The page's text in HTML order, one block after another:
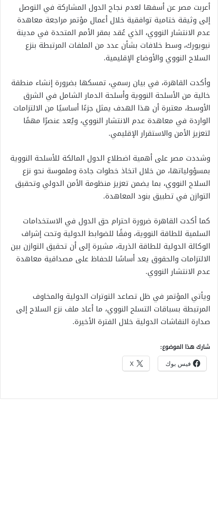
أعربت مصر عن أسفها لعدم نجاح الدول المشاركة في التوصل
إلى وثيقة ختامية توافقية خلال أعمال مؤتمر مراجعة معاهدة
عدم الانتشار النووي، الذي عُقد بمقر الأمم المتحدة في مدينة
نيويورك، وسط خلافات بشأن عدد من الملفات المرتبطة بنزع
السلاح النووي والأوضاع الإقليمية.
وأكدت القاهرة، في بيان رسمي، تمسكها بضرورة إنشاء منطقة
خالية من الأسلحة النووية وأسلحة الدمار الشامل في الشرق
الأوسط، معتبرة أن هذا الهدف يمثل جزءًا أساسيًا من الالتزامات
الواردة في معاهدة عدم الانتشار النووي، ويُعد عنصرًا مهمًا
لتعزيز الأمن والاستقرار الإقليمي.
وشددت مصر على أهمية اضطلاع الدول المالكة للأسلحة النووية
بمسؤولياتها، من خلال اتخاذ خطوات جادة وملموسة نحو نزع
السلاح النووي، بما يضمن تعزيز منظومة الأمن الدولي وتحقيق
التوازن في تطبيق بنود المعاهدة.
كما أكدت القاهرة ضرورة احترام حق الدول في الاستخدامات
السلمية للطاقة النووية، وفقًا للضوابط الدولية وتحت إشراف
الوكالة الدولية للطاقة الذرية، مشيرة إلى أن تحقيق التوازن بين
الالتزامات والحقوق يعد أساسًا للحفاظ على مصداقية معاهدة
عدم الانتشار النووي.
ويأتي المؤتمر في ظل تصاعد التوترات الدولية والمخاوف
المرتبطة بسباقات التسلح النووي، ما أعاد ملف نزع السلاح إلى
صدارة النقاشات الدولية خلال الفترة الأخيرة.
شارك هذا الموضوع:
فيس بوك X